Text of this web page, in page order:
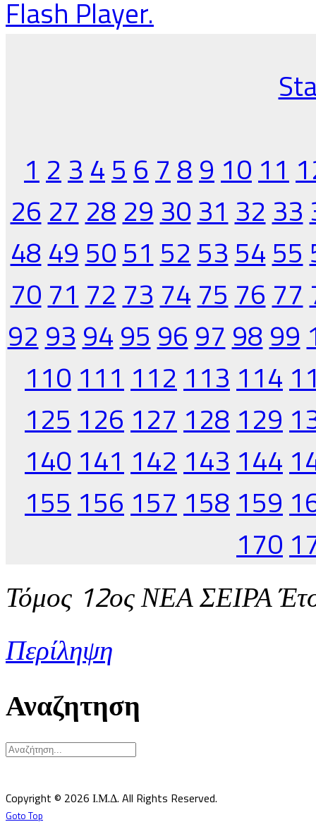
Flash Player.
1 2 3 4 5 6 7 8 9 10 11
26 27 28 29 30 31 32 33
48 49 50 51 52 53 54 55
70 71 72 73 74 75 76 77
92 93 94 95 96 97 98 99
110 111 112 113 114
125 126 127 128 129
140 141 142 143 144
155 156 157 158 159
170
Τόμος 12ος ΝΕΑ ΣΕΙΡΑ
Περίληψη
Αναζητηση
Copyright © 2026 Ι.Μ.Δ. All Rights Reserved.
Goto Top